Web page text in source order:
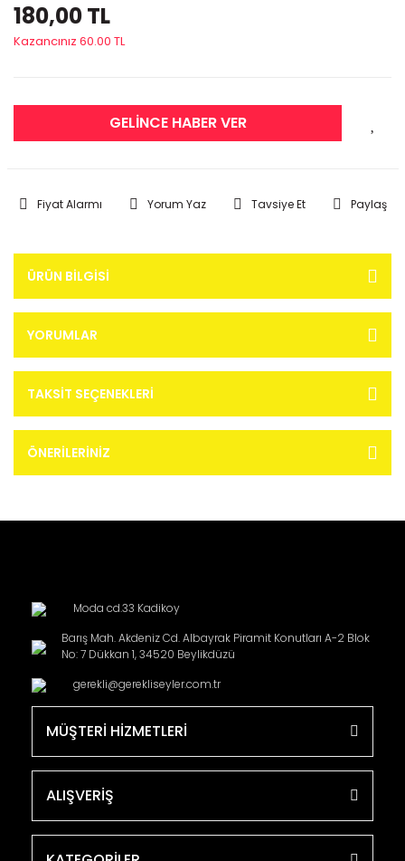
180,00 TL
Kazancınız 60.00 TL
GELİNCE HABER VER
Fiyat Alarmı Yorum Yaz Tavsiye Et Paylaş
ÜRÜN BILGISI
YORUMLAR
TAKSIT SEÇENEKLERI
ÖNERILERINIZ
Moda cd.33 Kadikoy
Barış Mah. Akdeniz Cd. Albayrak Piramit Konutları A-2 Blok
No: 7 Dükkan 1, 34520 Beylikdüzü
gerekli@gerekliseyler.com.tr
MÜŞTERİ HİZMETLERİ
ALIŞVERİŞ